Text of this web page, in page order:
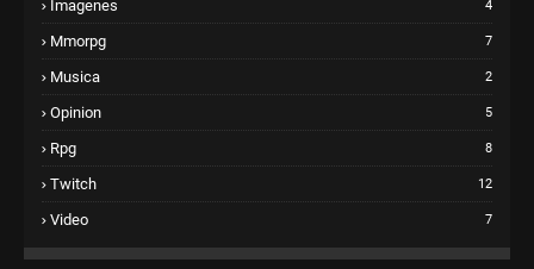
Imagenes 4
Mmorpg 7
Musica 2
Opinion 5
Rpg 8
Twitch 12
Video 7